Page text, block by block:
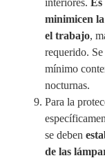
interiores. Es
minimicen
el trabajo,
requerido.
mínimo
nocturnas.
Para la
se deben
de las